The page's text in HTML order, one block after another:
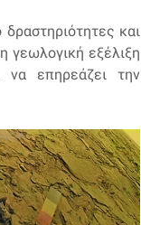
και
γεωλογική εξέλιξη
να επηρεάζει την